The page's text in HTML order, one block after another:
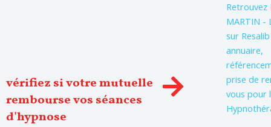
Retrouvez
MARTIN -
sur
annuaire,
prise de
vous pour
vérifiez si votre mutuelle
rembourse vos séances
d'hypnose